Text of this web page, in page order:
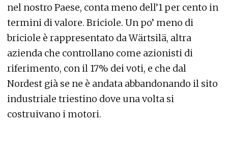
nel nostro Paese, conta meno dell’1 per cento in
termini di valore. Briciole. Un po’ meno di
briciole è rappresentato da Wärtsilä, altra
azienda che controllano come azionisti di
riferimento, con il 17% dei voti, e che dal
Nordest già se ne è andata abbandonando il sito
industriale triestino dove una volta si
costruivano i motori.